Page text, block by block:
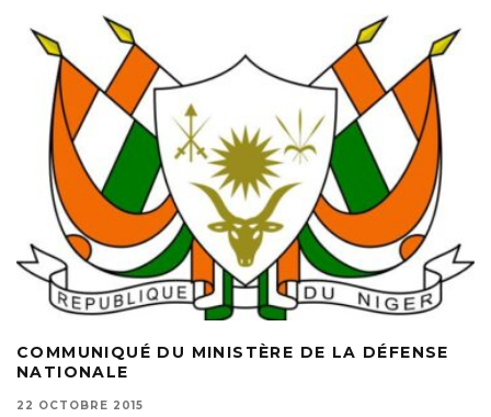
COMMUNIQUÉ DU MINISTÈRE DE LA DÉFENSE
NATIONALE
22 OCTOBRE 2015